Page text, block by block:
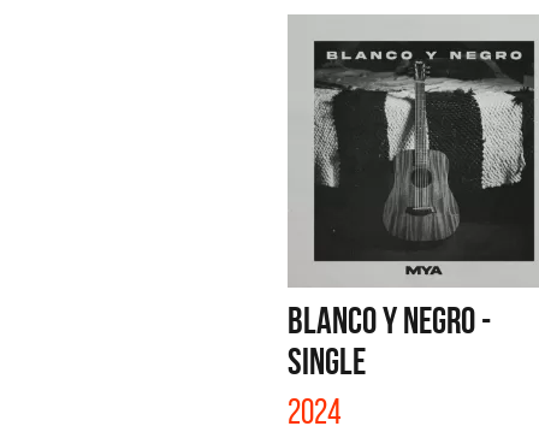
BLANCO Y NEGRO -
SINGLE
2024